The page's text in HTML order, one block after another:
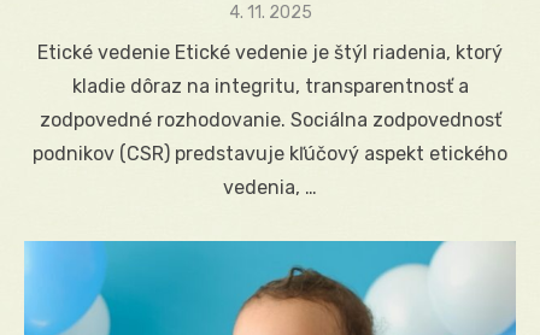
Posted
4. 11. 2025
Etické vedenie Etické vedenie je štýl riadenia, ktorý
kladie dôraz na integritu, transparentnosť a
zodpovedné rozhodovanie. Sociálna zodpovednosť
podnikov (CSR) predstavuje kľúčový aspekt etického
vedenia, …